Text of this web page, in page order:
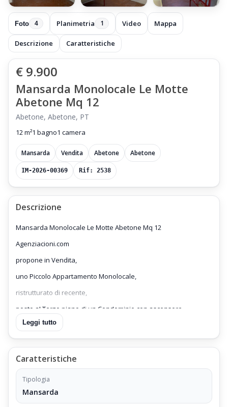
Foto 4 Planimetria 1 Video Mappa
Descrizione Caratteristiche
€ 9.900
Mansarda Monolocale Le Motte
Abetone Mq 12
Abetone, Abetone, PT
12 m²1 bagno1 camera
Mansarda Vendita Abetone Abetone
IM-2026-00369 Rif: 2538
Descrizione
Mansarda Monolocale Le Motte Abetone Mq 12
Agenziacioni.com
propone in Vendita,
uno Piccolo Appartamento Monolocale,
ristrutturato di recente,
posto al Terzo piano di un Condominio con ascensore,
Mansarda Monolocale Le Motte Abetone Mq 12;
Posizione della Mansarda Monolocale
La Mansarda Monolocale Le Motte Mq 12,
è ubicato a 150 metri dal centro e dalle piste da sci di
Leggi tutto
Caratteristiche
Tipologia
Mansarda